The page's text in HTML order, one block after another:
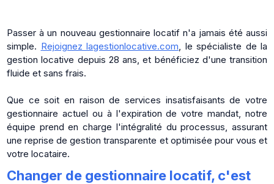
Passer à un nouveau gestionnaire locatif n'a jamais été aussi
simple. Rejoignez lagestionlocative.com, le spécialiste de la
gestion locative depuis 28 ans, et bénéficiez d'une transition
fluide et sans frais.
Que ce soit en raison de services insatisfaisants de votre
gestionnaire actuel ou à l'expiration de votre mandat, notre
équipe prend en charge l'intégralité du processus, assurant
une reprise de gestion transparente et optimisée pour vous et
votre locataire.
Changer de gestionnaire locatif, c'est